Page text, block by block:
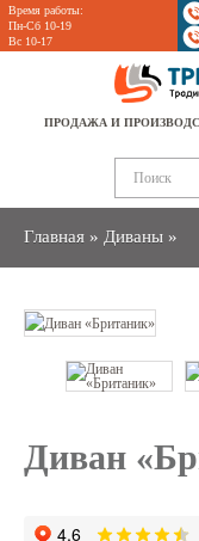
Время работы:
Пн-Сб 10-19
Вс 10-17
ПРОДАЖА И
Главная » Диваны »
Sale
Диван